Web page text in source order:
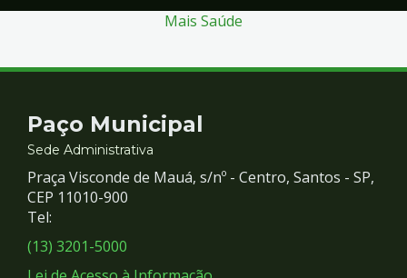
Mais Saúde
Contato
e
Redes
Sociais
Paço Municipal
Sede Administrativa
Praça Visconde de Mauá, s/nº - Centro, Santos - SP,
CEP 11010-900
Tel:
(13) 3201-5000